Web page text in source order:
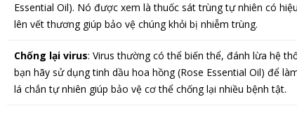
Essential Oil). Nó được xem là thuốc sát trùng tự nhiên có
lên vết thương giúp bảo vệ chúng khỏi bị nhiễm trùng.
Chống lại virus: Virus thường có thể biến thể, đánh lừa hệ
bạn hãy sử dụng tinh dầu hoa hồng (Rose Essential Oil) để
lá chắn tự nhiên giúp bảo vệ cơ thể chống lại nhiều bệnh tật.